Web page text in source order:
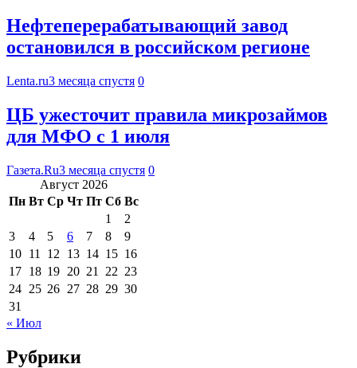
Нефтеперерабатывающий завод
остановился в российском регионе
Lenta.ru3 месяца спустя 0
ЦБ ужесточит правила микрозаймов
для МФО с 1 июля
Газета.Ru3 месяца спустя 0
Август 2026
Пн Вт Ср Чт Пт Сб Вс
1
2
3
4 5 6 7 8
9
10 11 12 13 14 15 16
17 18 19 20 21 22 23
24 25 26 27 28 29 30
31
« Июл
Рубрики